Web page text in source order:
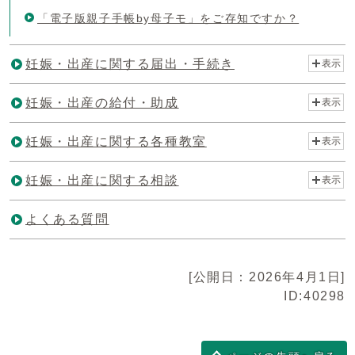
「電子版親子手帳by母子モ」をご存知ですか？
妊娠・出産に関する届出・手続き 表示
妊娠・出産の給付・助成 表示
妊娠・出産に関する各種教室 表示
妊娠・出産に関する相談 表示
よくある質問
[公開日：2026年4月1日]
ID:40298